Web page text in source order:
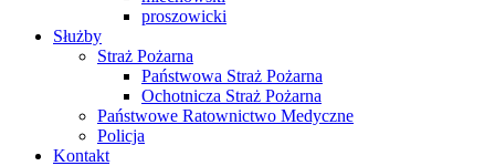
proszowicki
Służby
Straż Pożarna
Państwowa Straż Pożarna
Ochotnicza Straż Pożarna
Państwowe Ratownictwo Medyczne
Policja
Kontakt